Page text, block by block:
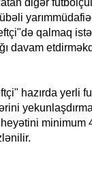
qalmaq
davam
hazırda yerli
minimum